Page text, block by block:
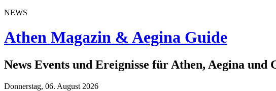
NEWS
Athen Magazin & Aegina Guide
News Events und Ereignisse für Athen, Aegina und
Donnerstag, 06. August 2026